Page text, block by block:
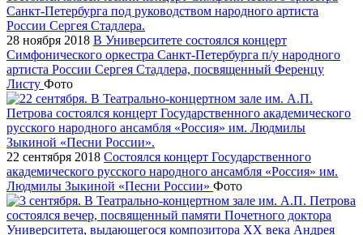
28 ноября 2018 В Университете состоялся концерт
Симфонического оркестра Санкт-Петербурга п/у народного
артиста России Сергея Стадлера, посвященный Ференцу
Листу Фото
22 сентября 2018 Состоялся концерт Государственного
академического русского народного ансамбля «Россия» им.
Людмилы Зыкиной «Песни России» Фото